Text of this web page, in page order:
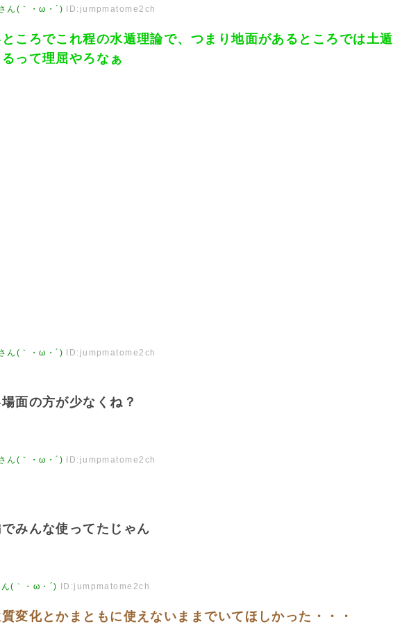
ん(｀・ω・´) ID:jumpmatome2ch
ころでこれ程の水遁理論で、つまり地面があるところでは土遁
って理屈やろなぁ
ん(｀・ω・´) ID:jumpmatome2ch
面の方が少なくね？
ん(｀・ω・´) ID:jumpmatome2ch
みんな使ってたじゃん
(｀・ω・´) ID:jumpmatome2ch
変化とかまともに使えないままでいてほしかった・・・